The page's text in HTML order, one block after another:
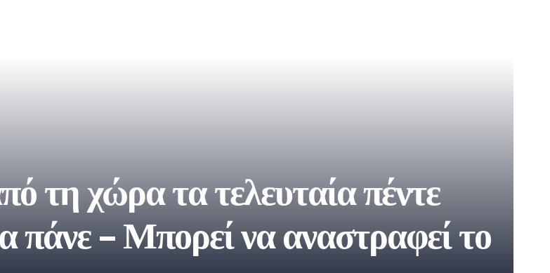
τη χώρα τα τελευταία πέντε
πάνε – Μπορεί να αναστραφεί το